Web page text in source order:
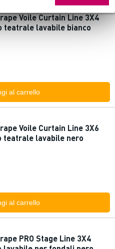
Voile Curtain Line 3X4
teatrale lavabile bianco
al carrello
Voile Curtain Line 3X6
teatrale lavabile nero
al carrello
PRO Stage Line 3X4